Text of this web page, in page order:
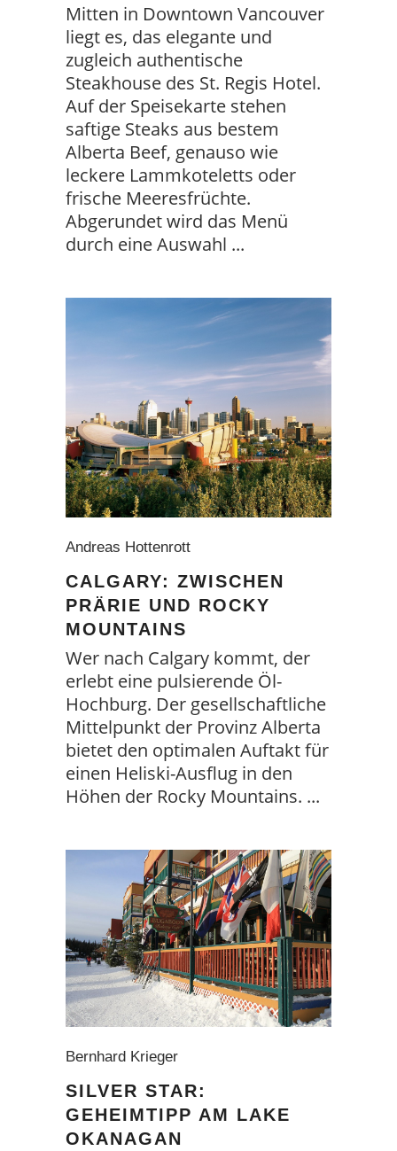
Mitten in Downtown Vancouver
liegt es, das elegante und
zugleich authentische
Steakhouse des St. Regis Hotel.
Auf der Speisekarte stehen
saftige Steaks aus bestem
Alberta Beef, genauso wie
leckere Lammkoteletts oder
frische Meeresfrüchte.
Abgerundet wird das Menü
durch eine Auswahl
Andreas Hottenrott
CALGARY: ZWISCHEN
PRÄRIE UND ROCKY
MOUNTAINS
Wer nach Calgary kommt, der
erlebt eine pulsierende Öl-
Hochburg. Der gesellschaftliche
Mittelpunkt der Provinz Alberta
bietet den optimalen Auftakt für
einen Heliski-Ausflug in den
Höhen der Rocky Mountains.
Bernhard Krieger
SILVER STAR:
GEHEIMTIPP AM LAKE
OKANAGAN